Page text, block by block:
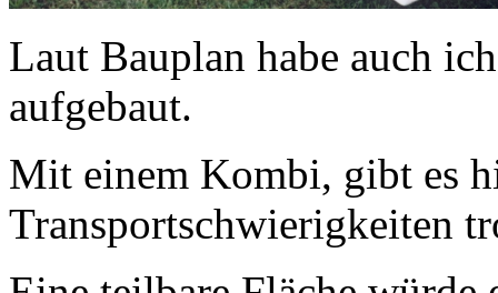
Laut Bauplan habe auch
aufgebaut.
Mit einem Kombi, gibt es
Transportschwierigkeiten